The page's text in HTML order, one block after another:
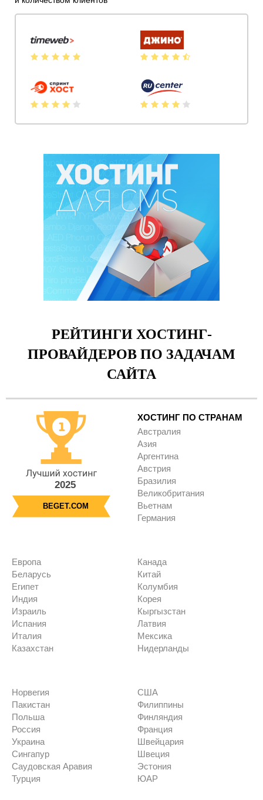
РЕЙТИНГИ ХОСТИНГ-
ПРОВАЙДЕРОВ ПО ЗАДАЧАМ
САЙТА
2025
BEGET.COM
ХОСТИНГ ПО СТРАНАМ
Австралия
Азия
Аргентина
Австрия
Бразилия
Великобритания
Вьетнам
Германия
Европа
Беларусь
Египет
Индия
Израиль
Испания
Италия
Казахстан
Канада
Китай
Колумбия
Корея
Кыргызстан
Латвия
Мексика
Нидерланды
Норвегия
Пакистан
Польша
Россия
Украина
Сингапур
Саудовская Аравия
Турция
США
Филиппины
Финляндия
Франция
Швейцария
Швеция
Эстония
ЮАР